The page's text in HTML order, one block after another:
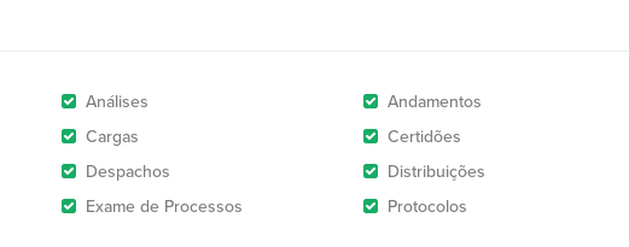
Análises
Andamentos
Cargas
Certidões
Despachos
Distribuições
Exame de Processos
Protocolos